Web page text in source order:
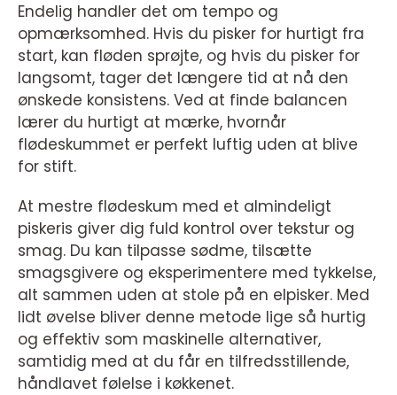
Endelig handler det om tempo og
opmærksomhed. Hvis du pisker for hurtigt fra
start, kan fløden sprøjte, og hvis du pisker for
langsomt, tager det længere tid at nå den
ønskede konsistens. Ved at finde balancen
lærer du hurtigt at mærke, hvornår
flødeskummet er perfekt luftig uden at blive
for stift.
At mestre flødeskum med et almindeligt
piskeris giver dig fuld kontrol over tekstur og
smag. Du kan tilpasse sødme, tilsætte
smagsgivere og eksperimentere med tykkelse,
alt sammen uden at stole på en elpisker. Med
lidt øvelse bliver denne metode lige så hurtig
og effektiv som maskinelle alternativer,
samtidig med at du får en tilfredsstillende,
håndlavet følelse i køkkenet.